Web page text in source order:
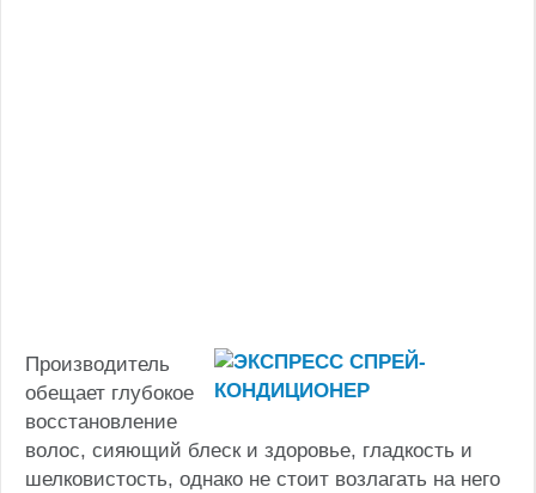
Производитель
обещает глубокое
восстановление
волос, сияющий блеск и здоровье, гладкость и
шелковистость, однако не стоит возлагать на него